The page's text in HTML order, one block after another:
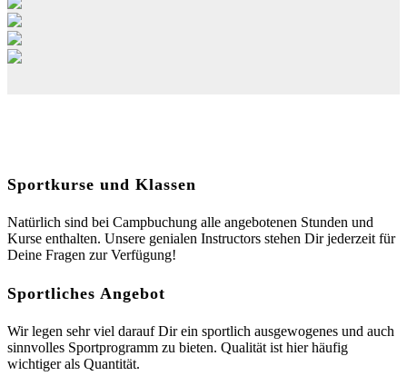
Sportkurse und Klassen
Natürlich sind bei Campbuchung alle angebotenen Stunden und
Kurse enthalten. Unsere genialen Instructors stehen Dir jederzeit für
Deine Fragen zur Verfügung!
Sportliches Angebot
Wir legen sehr viel darauf Dir ein sportlich ausgewogenes und auch
sinnvolles Sportprogramm zu bieten. Qualität ist hier häufig
wichtiger als Quantität.